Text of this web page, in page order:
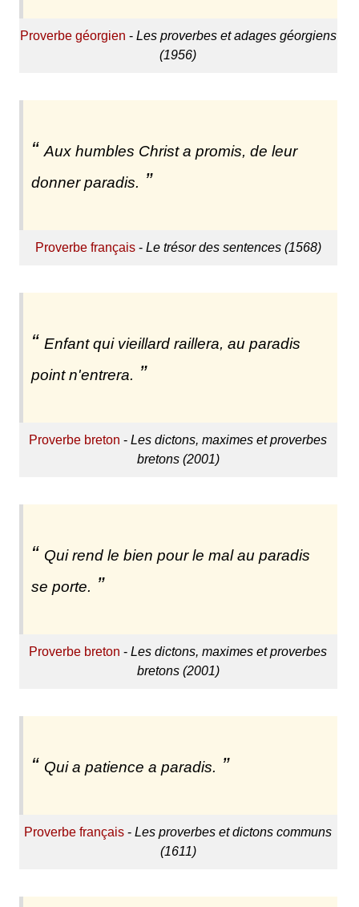
Proverbe géorgien - Les proverbes et adages géorgiens
(1956)
Aux humbles Christ a promis, de leur
donner paradis.
Proverbe français- Le trésor des sentences (1568)
Enfant qui vieillard raillera, au paradis
point n'entrera.
Proverbe breton -Les dictons, maximes et proverbes
bretons (2001)
Qui rend le bien pour le mal au paradis
se porte.
Proverbe breton -Les dictons, maximes et proverbes
bretons (2001)
Qui a patience a paradis.
Proverbe français -Les proverbes et dictons communs
(1611)